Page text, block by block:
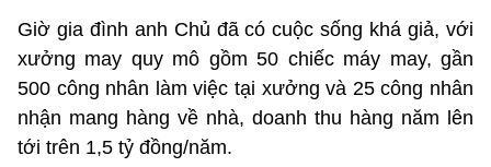
Giờ gia đình anh Chủ đã có cuộc sống khá giả, với
xưởng may quy mô gồm 50 chiếc máy may, gần
500 công nhân làm việc tại xưởng và 25 công nhân
nhận mang hàng về nhà, doanh thu hàng năm lên
tới trên 1,5 tỷ đồng/năm.